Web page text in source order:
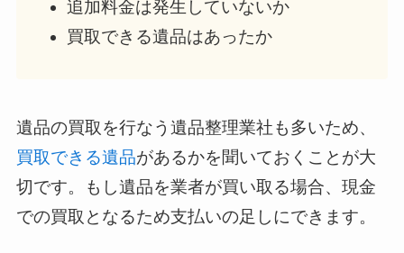
追加料金は発生していないか
買取できる遺品はあったか
遺品の買取を行なう遺品整理業社も多いため、
買取できる遺品があるかを聞いておくことが大
切です。もし遺品を業者が買い取る場合、現金
での買取となるため支払いの足しにできます。